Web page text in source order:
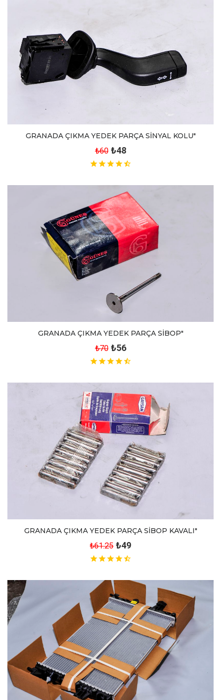
GRANADA ÇIKMA YEDEK PARÇA SİNYAL KOLU"
₺60 ₺48
GRANADA ÇIKMA YEDEK PARÇA SİBOP"
₺70 ₺56
GRANADA ÇIKMA YEDEK PARÇA SİBOP KAVALI"
₺61.25 ₺49